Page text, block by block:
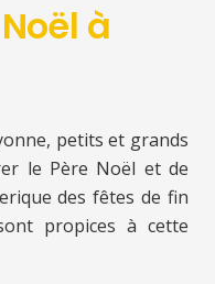
à
petits et grands
le Père Noël et de
des fêtes de fin
propices à cette